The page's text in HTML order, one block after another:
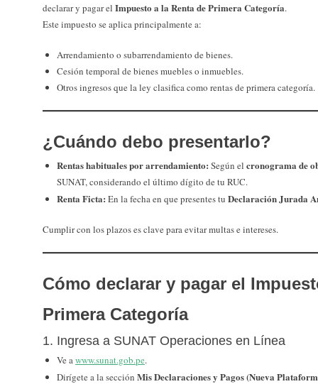
declarar y pagar el Impuesto a la Renta de Primera Categoría.
Este impuesto se aplica principalmente a:
Arrendamiento o subarrendamiento de bienes.
Cesión temporal de bienes muebles o inmuebles.
Otros ingresos que la ley clasifica como rentas de primera categoría.
¿Cuándo debo presentarlo?
Rentas habituales por arrendamiento: Según el cronograma de
SUNAT, considerando el último dígito de tu RUC.
Renta Ficta: En la fecha en que presentes tu Declaración Jurada
Cumplir con los plazos es clave para evitar multas e intereses.
Cómo declarar y pagar el
Primera Categoría
1. Ingresa a SUNAT Operaciones en Línea
Ve awww.sunat.gob.pe.
Dirígete a la sección Mis Declaraciones y Pagos (Nueva